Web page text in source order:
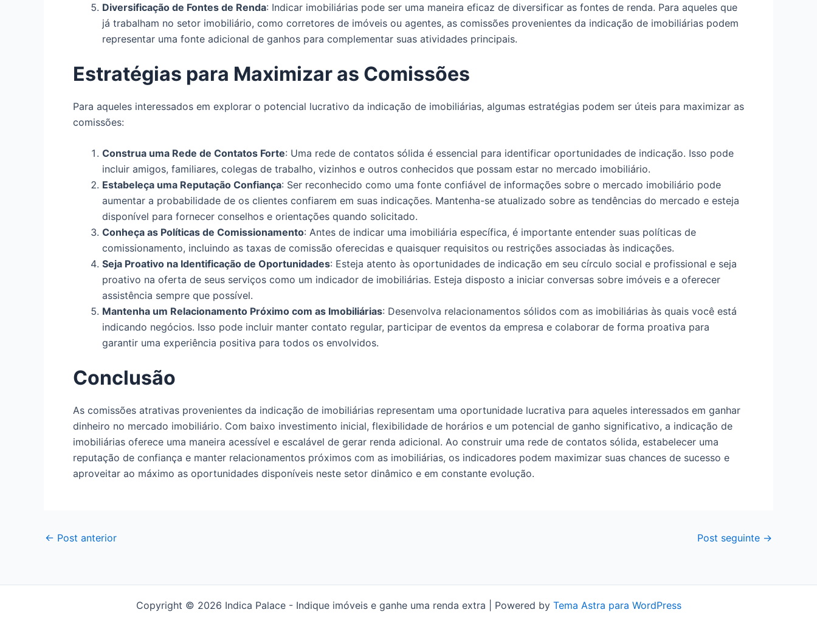
Diversificação de Fontes de Renda: Indicar imobiliárias pode ser uma maneira eficaz de diversificar as fontes de renda. Para aqueles que
já trabalham no setor imobiliário, como corretores de imóveis ou agentes, as comissões provenientes da indicação de imobiliárias podem
representar uma fonte adicional de ganhos para complementar suas atividades principais.
Estratégias para Maximizar as Comissões
Para aqueles interessados em explorar o potencial lucrativo da indicação de imobiliárias, algumas estratégias podem ser úteis para maximizar as
comissões:
Construa uma Rede de Contatos Forte: Uma rede de contatos sólida é essencial para identificar oportunidades de indicação. Isso pode
incluir amigos, familiares, colegas de trabalho, vizinhos e outros conhecidos que possam estar no mercado imobiliário.
Estabeleça uma Reputação Confiança: Ser reconhecido como uma fonte confiável de informações sobre o mercado imobiliário pode
aumentar a probabilidade de os clientes confiarem em suas indicações. Mantenha-se atualizado sobre as tendências do mercado e esteja
disponível para fornecer conselhos e orientações quando solicitado.
Conheça as Políticas de Comissionamento: Antes de indicar uma imobiliária específica, é importante entender suas políticas de
comissionamento, incluindo as taxas de comissão oferecidas e quaisquer requisitos ou restrições associadas às indicações.
Seja Proativo na Identificação de Oportunidades: Esteja atento às oportunidades de indicação em seu círculo social e profissional e seja
proativo na oferta de seus serviços como um indicador de imobiliárias. Esteja disposto a iniciar conversas sobre imóveis e a oferecer
assistência sempre que possível.
Mantenha um Relacionamento Próximo com as Imobiliárias: Desenvolva relacionamentos sólidos com as imobiliárias às quais você está
indicando negócios. Isso pode incluir manter contato regular, participar de eventos da empresa e colaborar de forma proativa para
garantir uma experiência positiva para todos os envolvidos.
Conclusão
As comissões atrativas provenientes da indicação de imobiliárias representam uma oportunidade lucrativa para aqueles interessados em ganhar
dinheiro no mercado imobiliário. Com baixo investimento inicial, flexibilidade de horários e um potencial de ganho significativo, a indicação de
imobiliárias oferece uma maneira acessível e escalável de gerar renda adicional. Ao construir uma rede de contatos sólida, estabelecer uma
reputação de confiança e manter relacionamentos próximos com as imobiliárias, os indicadores podem maximizar suas chances de sucesso e
aproveitar ao máximo as oportunidades disponíveis neste setor dinâmico e em constante evolução.
← Post anterior Post seguinte →
Copyright © 2026 Indica Palace - Indique imóveis e ganhe uma renda extra | Powered by Tema Astra para WordPress